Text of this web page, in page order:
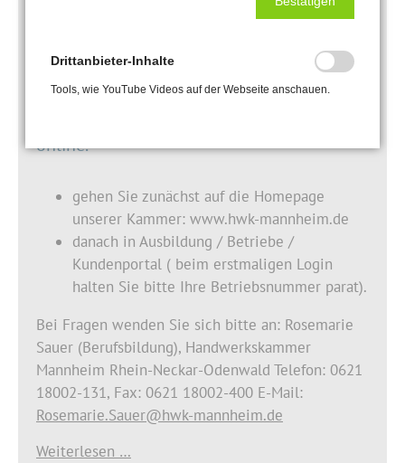
online.
gehen Sie zunächst auf die Homepage
unserer Kammer: www.hwk-mannheim.de
danach in Ausbildung / Betriebe /
Kundenportal ( beim erstmaligen Login
halten Sie bitte Ihre Betriebsnummer parat).
Bei Fragen wenden Sie sich bitte an: Rosemarie
Sauer (Berufsbildung), Handwerkskammer
Mannheim Rhein-Neckar-Odenwald Telefon: 0621
18002-131, Fax: 0621 18002-400 E-Mail:
Rosemarie.Sauer@hwk-mannheim.de
Weiterlesen …
Drittanbieter-Inhalte
Tools, wie YouTube Videos auf der Webseite anschauen.